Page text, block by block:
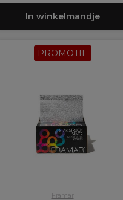
In winkelmandje
PROMOTIE
Framar